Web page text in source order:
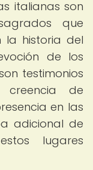
italianas son
que
la historia del
de los
testimonios
de
en las
adicional de
lugares